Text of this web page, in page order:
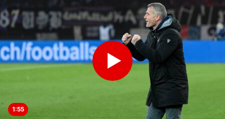
1:55